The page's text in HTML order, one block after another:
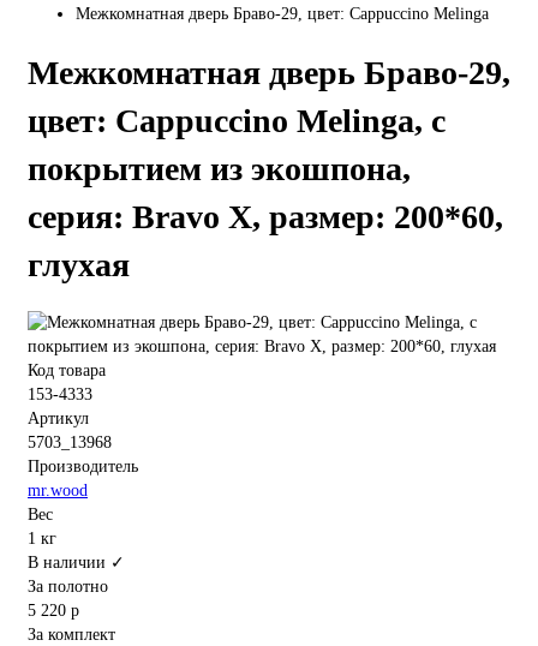
Межкомнатная дверь Браво-29, цвет: Cappuccino Melinga
Межкомнатная дверь Браво-29,
цвет: Cappuccino Melinga, с
покрытием из экошпона,
серия: Bravo X, размер: 200*60,
глухая
Код товара
153-4333
Артикул
5703_13968
Производитель
mr.wood
Вес
1 кг
В наличии ✓
За полотно
5 220 р
За комплект